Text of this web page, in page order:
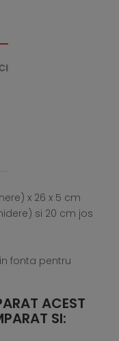
x 26 x 5 cm
si 20 cm jos
fonta pentru
ACEST
SI: